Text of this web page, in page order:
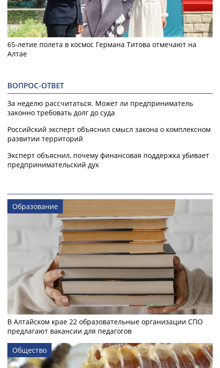
65-летие полета в космос Германа Титова отмечают на
Алтае
ВОПРОС-ОТВЕТ
За неделю рассчитаться. Может ли предприниматель
законно требовать долг до суда
Российский эксперт объяснил смысл закона о комплексном
развитии территорий
Эксперт объяснил, почему финансовая поддержка убивает
предпринимательский дух
Образование
В Алтайском крае 22 образовательные организации СПО
предлагают вакансии для педагогов
Общество